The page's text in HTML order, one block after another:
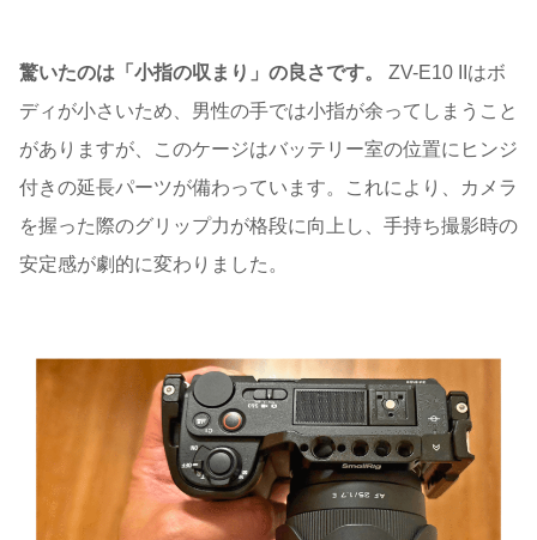
驚いたのは「小指の収まり」の良さです。
ZV-E10 IIはボ
ディが小さいため、男性の手では小指が余ってしまうこと
がありますが、このケージはバッテリー室の位置にヒンジ
付きの延長パーツが備わっています。これにより、カメラ
を握った際のグリップ力が格段に向上し、手持ち撮影時の
安定感が劇的に変わりました。